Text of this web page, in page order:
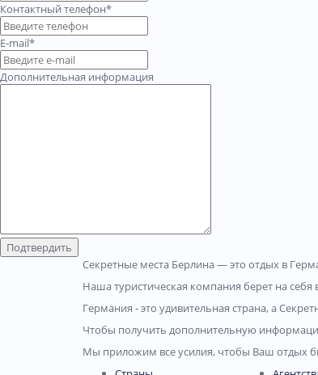
Контактный телефон*
E-mail*
Дополнительная информация
Подтвердить
Секретные места Берлина — это отдых в
Наша туристическая компания берет на себя
Германия - это удивительная страна, а
Чтобы получить дополнительную
Мы приложим все усилия, чтобы Ваш отдых